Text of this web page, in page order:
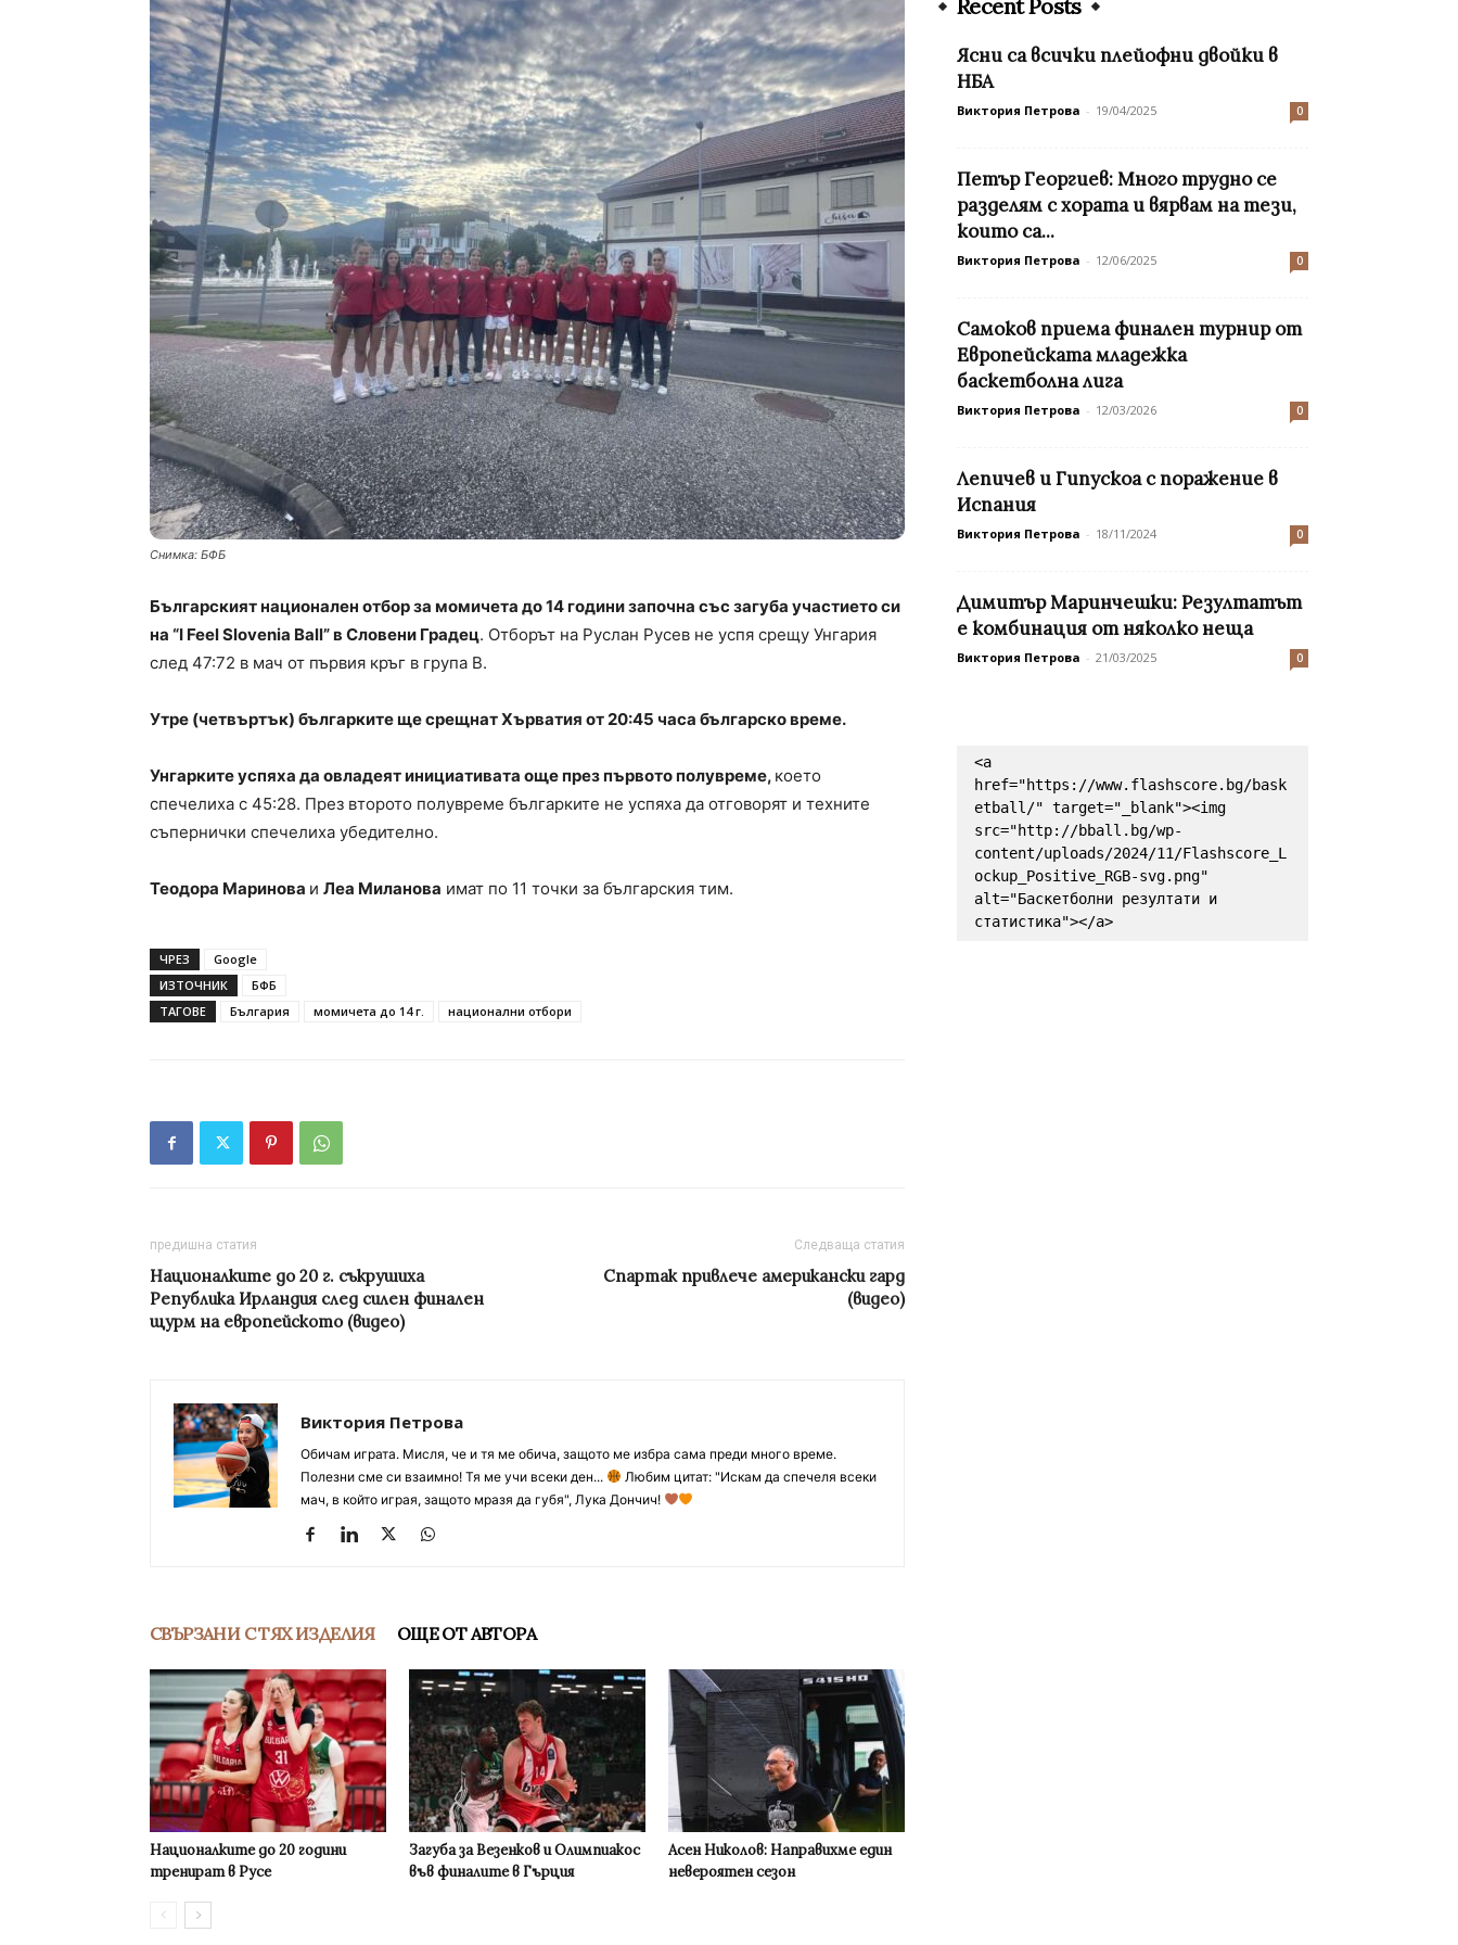
Снимка: БФБ
Българският национален отбор за момичета до 14 години започна със загуба участието си
на “I Feel Slovenia Ball” в Словени Градец. Отборът на Руслан Русев не успя срещу Унгария
след 47:72 в мач от първия кръг в група B.
Утре (четвъртък) българките ще срещнат Хърватия от 20:45 часа българско време.
Унгарките успяха да овладеят инициативата още през първото полувреме, което
спечелиха с 45:28. През второто полувреме българките не успяха да отговорят и техните
съпернички спечелиха убедително.
Теодора Маринова и Леа Миланова имат по 11 точки за българския тим.
ЧРЕЗ
Google
ИЗТОЧНИК
БФБ
ТАГОВЕ
България момичета до 14 г. национални отбори
предишна статия
Националките до 20 г. съкрушиха
Република Ирландия след силен финален
щурм на европейското (видео)
Следваща статия
Спартак привлече американски гард
(видео)
Виктория Петрова
Обичам играта. Мисля, че и тя ме обича, защото ме избра сама преди много време.
Полезни сме си взаимно! Тя ме учи всеки ден...
Любим цитат: "Искам да спечеля всеки
мач, в който играя, защото мразя да губя", Лука Дончич!
СВЪРЗАНИ С ТЯХ ИЗДЕЛИЯ ОЩЕ ОТ АВТОРА
Националките до 20 години
тренират в Русе
Загуба за Везенков и Олимпиакос
във финалите в Гърция
Асен Николов: Направихме един
невероятен сезон
Recent Posts
Ясни са всички плейофни двойки в
НБА
Виктория Петрова - 19/04/2025 0
Петър Георгиев: Много трудно се
разделям с хората и вярвам на тези,
които са...
Виктория Петрова - 12/06/2025 0
Самоков приема финален турнир от
Европейската младежка
баскетболна лига
Виктория Петрова - 12/03/2026 0
Лепичев и Гипускоа с поражение в
Испания
Виктория Петрова - 18/11/2024 0
Димитър Маринчешки: Резултатът
е комбинация от няколко неща
Виктория Петрова - 21/03/2025 0
<a
href="https://www.flashscore.bg/bask
etball/" target="_blank"><img
src="http://bball.bg/wp-
content/uploads/2024/11/Flashscore_L
ockup_Positive_RGB-svg.png"
alt="Баскетболни резултати и
статистика"></a>